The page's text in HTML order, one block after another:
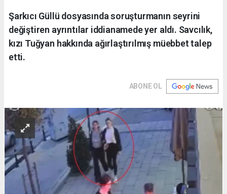
Şarkıcı Güllü dosyasında soruşturmanın seyrini
değiştiren ayrıntılar iddianamede yer aldı. Savcılık,
kızı Tuğyan hakkında ağırlaştırılmış müebbet talep
etti.
ABONE OL